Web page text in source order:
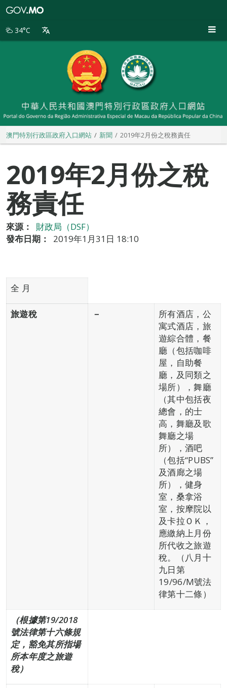
別
34°C
澳門特別行政區政府入口網站 新聞 2019年2月份之稅務責任
2019年2月份之稅
務責任
來源：
財政局（DSF）
發布日期：
2019年1月31日 18:10
全 月
旅遊稅 －
所有酒店，公
寓式酒店，旅
遊綜合體，餐
廳（包括咖啡
屋，自助餐
廳，及同類之
場所），舞廳
（其中包括夜
總會，的士
高，舞廳及歌
舞廳之場
所），酒吧
（包括“PUBS”
及酒廊之場
所），健身
室，桑拿浴
室，按摩院以
及卡拉ＯＫ，
應繳納上月份
所代收之旅遊
稅。（八月十
九日第
19/96/M號法
律第十二條）
（根據第19/2018
號法律第十六條規
定，豁免其所指場
所本年度之旅遊
稅）